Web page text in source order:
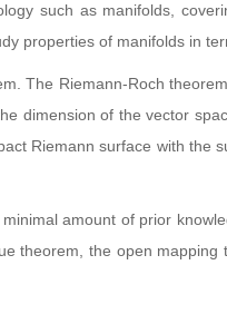
such as manifolds,
properties of manifolds in
The Riemann-Roch
dimension of the vector
Riemann surface with the
amount of prior
theorem, the open